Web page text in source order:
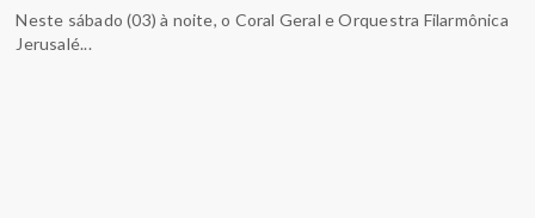
Neste sábado (03) à noite, o Coral Geral e Orquestra Filarmônica
Jerusalé...